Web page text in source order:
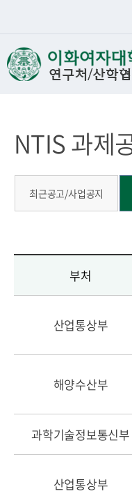
NTIS 과제
최근공고/사업공지
부처
산업통상부
해양수산부
과학기술정보통신부
산업통상부